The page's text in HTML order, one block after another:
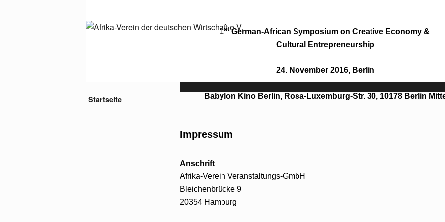
1stGerman-African Symposium on Creative Economy &
Cultural Entrepreneurship
24. November 2016, Berlin
Babylon Kino Berlin, Rosa-Luxemburg-Str. 30, 10178 Berlin
Startseite
Impressum
Anschrift
Afrika-Verein Veranstaltungs-GmbH
Bleichenbrücke 9
20354 Hamburg